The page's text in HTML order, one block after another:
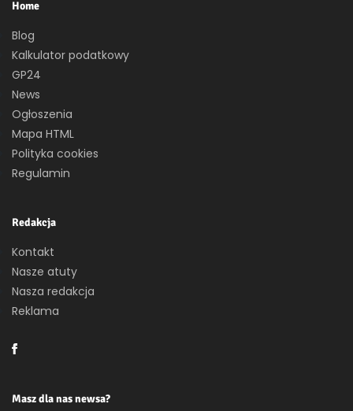
Home
Blog
Kalkulator podatkowy
GP24
News
Ogłoszenia
Mapa HTML
Polityka cookies
Regulamin
Redakcja
Kontakt
Nasze atuty
Nasza redakcja
Reklama
Masz dla nas newsa?